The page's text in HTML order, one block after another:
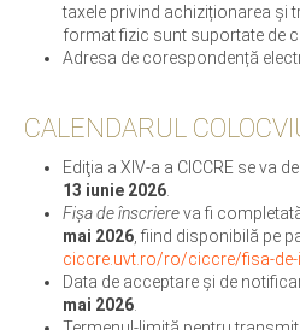
taxele privind achiziționarea și
format fizic sunt suportate de
Adresa de corespondență
CALENDARUL
Ediţia a XIV-a a CICCRE se va
13 iunie 2026
Fişa de înscriereva fi
mai 2026 , fiind disponibilă pe
ciccre.uvt.ro/ro/ciccre/fisa-de-
Data de acceptare şi de
mai 2026